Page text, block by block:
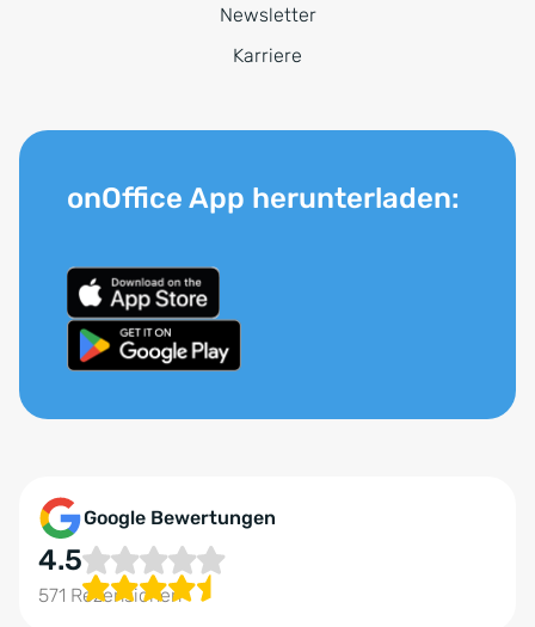
Newsletter
Karriere
Google Bewertungen
4.5
571 Rezensionen
onOffice App herunterladen: